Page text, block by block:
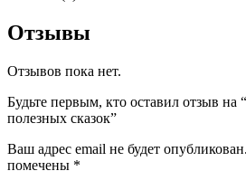
Отзывы
Отзывов пока нет.
Будьте первым, кто оставил отзыв на
полезных сказок”
Ваш адрес email не будет опубликован.
помечены *